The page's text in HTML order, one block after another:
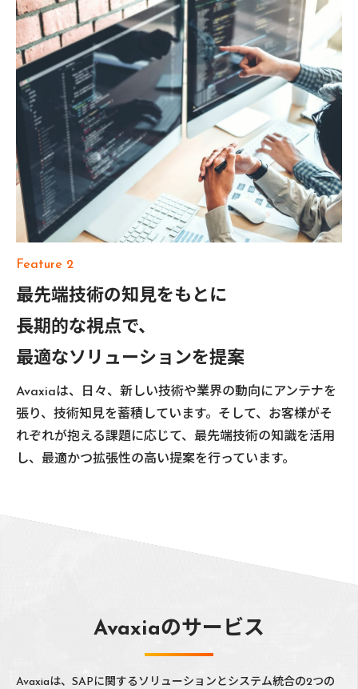
Feature 2
最先端技術の知見をもとに
長期的な視点で、
最適なソリューションを提案
Avaxiaは、日々、新しい技術や業界の動向にアンテナを
張り、技術知見を蓄積しています。そして、お客様がそ
れぞれが抱える課題に応じて、最先端技術の知識を活用
し、最適かつ拡張性の高い提案を行っています。
Avaxiaのサービス
Avaxiaは、SAPに関するソリューションとシステム統合の2つの